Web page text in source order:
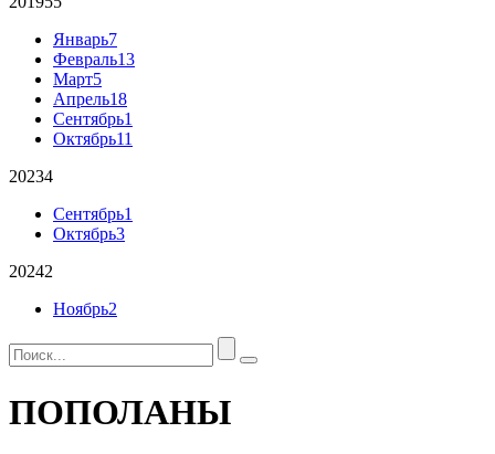
Январь7
Февраль13
Март5
Апрель18
Сентябрь1
Октябрь11
20234
Сентябрь1
Октябрь3
20242
Ноябрь2
ПОПОЛАНЫ